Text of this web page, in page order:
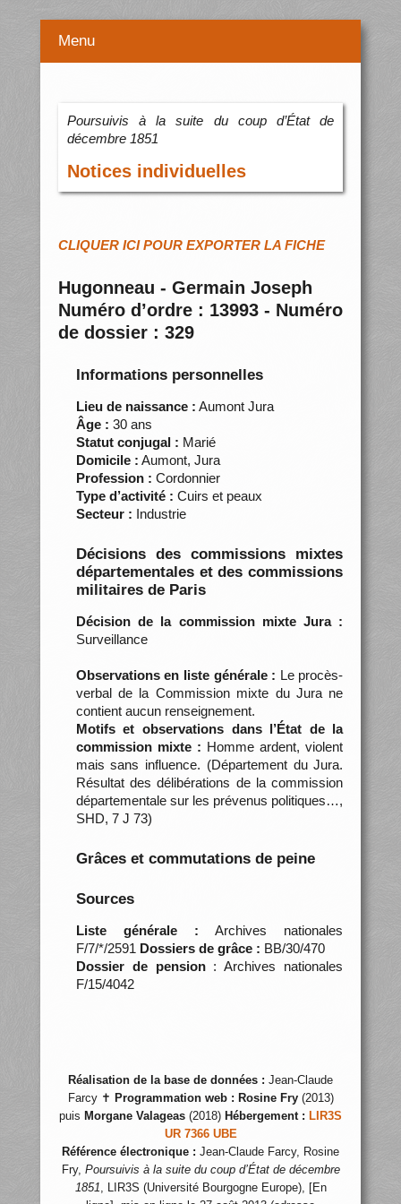
Menu
Poursuivis à la suite du coup d’État de
décembre 1851
Notices individuelles
CLIQUER ICI POUR EXPORTER LA FICHE
Hugonneau - Germain Joseph
Numéro d’ordre : 13993 - Numéro
de dossier : 329
Informations personnelles
Lieu de naissance : Aumont Jura
Âge : 30 ans
Statut conjugal : Marié
Domicile : Aumont, Jura
Profession : Cordonnier
Type d’activité : Cuirs et peaux
Secteur : Industrie
Décisions des commissions mixtes
départementales et des commissions
militaires de Paris
Décision de la commission mixte Jura :
Surveillance
Observations en liste générale : Le procès-
verbal de la Commission mixte du Jura ne
contient aucun renseignement.
Motifs et observations dans l’État de la
commission mixte : Homme ardent, violent
mais sans influence. (Département du Jura.
Résultat des délibérations de la commission
départementale sur les prévenus politiques…,
SHD, 7 J 73)
Grâces et commutations de peine
Sources
Liste générale : Archives nationales
F/7/*/2591 Dossiers de grâce : BB/30/470
Dossier de pension: Archives nationales
F/15/4042
Réalisation de la base de données : Jean-Claude
Farcy ✝ Programmation web : Rosine Fry(2013)
puis Morgane Valageas (2018) Hébergement : LIR3S
UR 7366 UBE
Référence électronique : Jean-Claude Farcy, Rosine
Fry, Poursuivis à la suite du coup d’État de décembre
1851, LIR3S (Université Bourgogne Europe), [En